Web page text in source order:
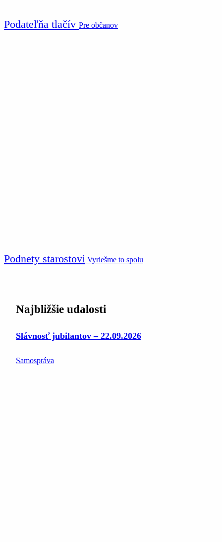
Podateľňa tlačív Pre občanov
Podnety starostovi Vyriešme to spolu
Najbližšie udalosti
Slávnosť jubilantov – 22.09.2026
Samospráva